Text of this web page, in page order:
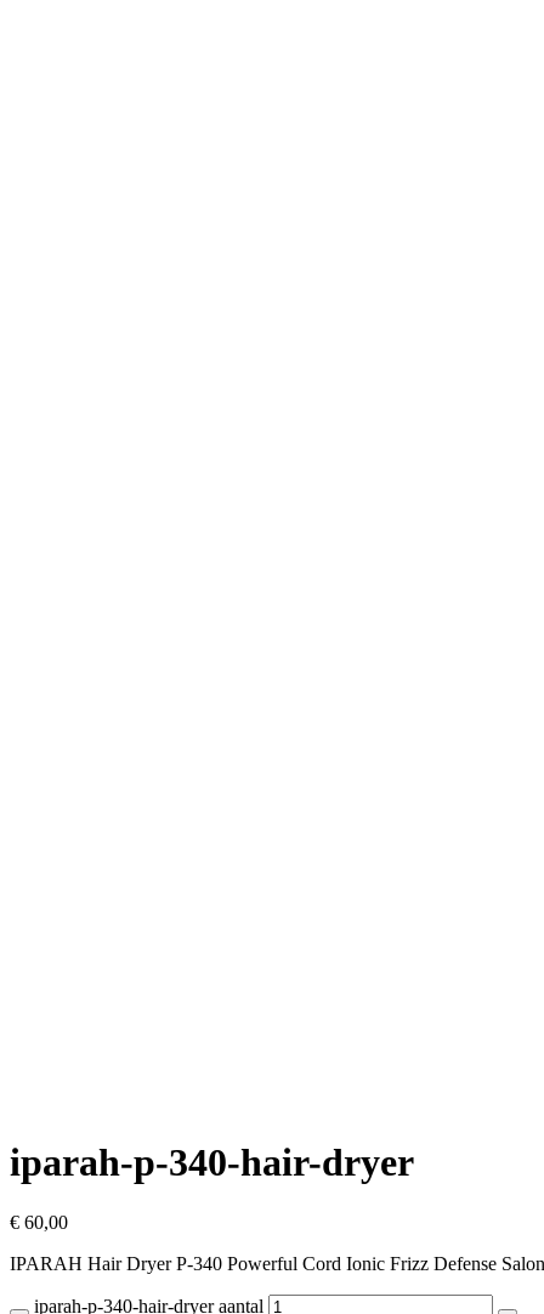
iparah-p-340-hair-dryer
€ 60,00
IPARAH Hair Dryer P-340 Powerful Cord Ionic Frizz Defense
iparah-p-340-hair-dryer aantal